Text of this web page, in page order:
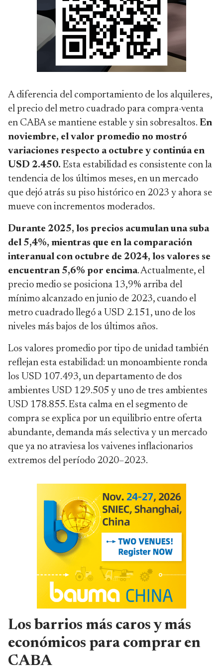
A diferencia del comportamiento de los alquileres,
el precio del metro cuadrado para compra-venta
en CABA se mantiene estable y sin sobresaltos. En
noviembre, el valor promedio no mostró
variaciones respecto a octubre y continúa en
USD 2.450. Esta estabilidad es consistente con la
tendencia de los últimos meses, en un mercado
que dejó atrás su piso histórico en 2023 y ahora se
mueve con incrementos moderados.
Durante 2025, los precios acumulan una suba
del 5,4%, mientras que en la comparación
interanual con octubre de 2024, los valores se
encuentran 5,6% por encima. Actualmente, el
precio medio se posiciona 13,9% arriba del
mínimo alcanzado en junio de 2023, cuando el
metro cuadrado llegó a USD 2.151, uno de los
niveles más bajos de los últimos años.
Los valores promedio por tipo de unidad también
reflejan esta estabilidad: un monoambiente ronda
los USD 107.493, un departamento de dos
ambientes USD 129.505 y uno de tres ambientes
USD 178.855. Esta calma en el segmento de
compra se explica por un equilibrio entre oferta
abundante, demanda más selectiva y un mercado
que ya no atraviesa los vaivenes inflacionarios
extremos del período 2020–2023.
Los barrios más caros y más
económicos para comprar en
CABA